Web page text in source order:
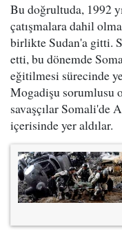
Bu doğrultuda, 1992
çatışmalara dahil
birlikte Sudan'a gitti.
etti, bu dönemde
eğitilmesi sürecinde
Mogadişu
savaşçılar Somali'de
içerisinde yer aldılar.